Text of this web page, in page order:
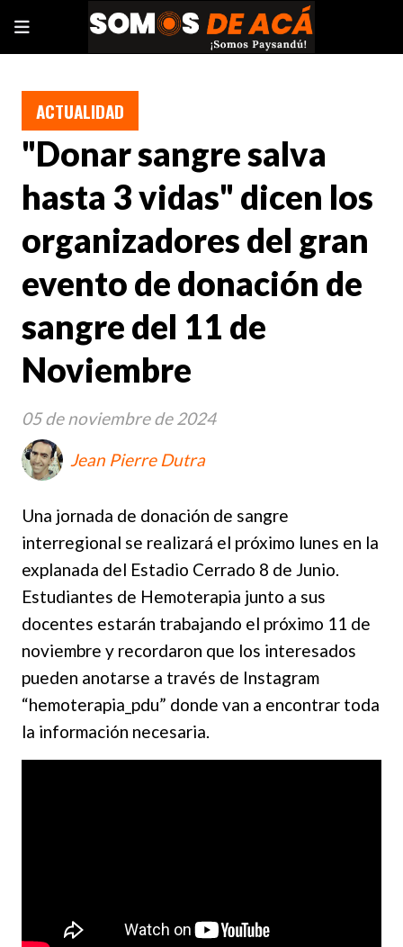
"Donar sangre salva
hasta 3 vidas" dicen los
organizadores del gran
evento de donación de
sangre del 11 de
Noviembre
Una jornada de donación de sangre
interregional se realizará el próximo lunes en la
explanada del Estadio Cerrado 8 de Junio.
Estudiantes de Hemoterapia junto a sus
docentes estarán trabajando el próximo 11 de
noviembre y recordaron que los interesados
pueden anotarse a través de Instagram
“hemoterapia_pdu” donde van a encontrar toda
la información necesaria.
ACTUALIDAD
05 de noviembre de 2024
Jean Pierre Dutra